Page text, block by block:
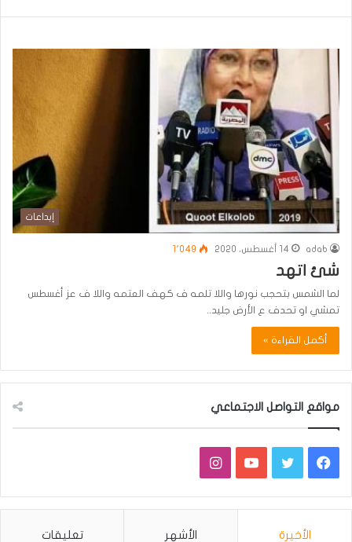
إبداعات
adab 14 أغسطس، 2020 1٬049
شئ اتهد
لما الشمس بتحجب نورها واللا تلمه ف كهف العتمه واللا ف عز أغسطس
تمشي او تحدف ع الأرض جليد..
أكمل القراءة »
مواقع التواصل الاجتماعي
فيسبوكتويتر يوتيوبانستقرام
الأخيرة الأشهر تعليقات